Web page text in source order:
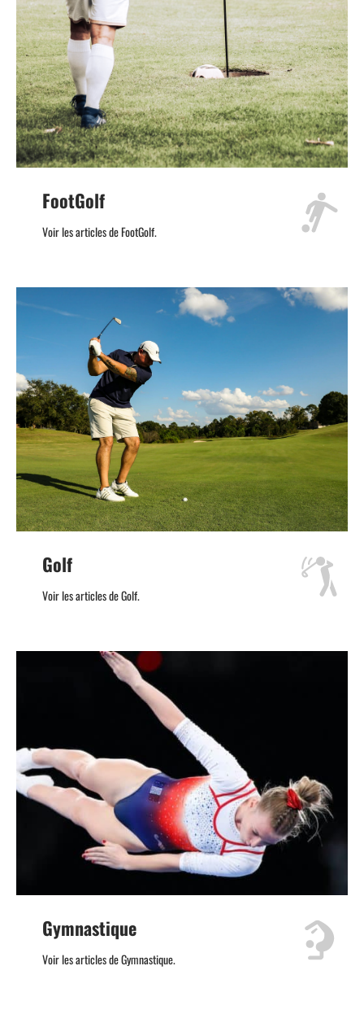
FootGolf
Voir les articles de FootGolf.
Golf
Voir les articles de Golf.
Gymnastique
Voir les articles de Gymnastique.